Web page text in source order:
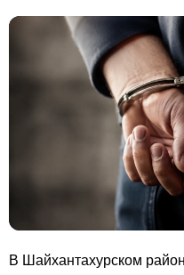
В Шайхантахурском